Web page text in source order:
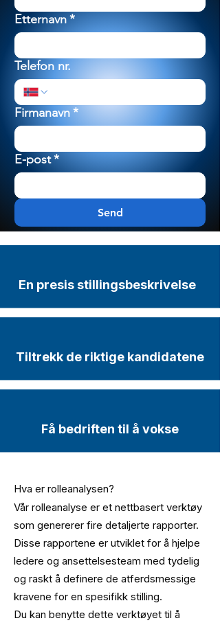
Etternavn*
Telefon nr.
Firmanavn*
E-post*
Send
En presis stillingsbeskrivelse
Tiltrekk de riktige kandidatene
Få bedriften til å vokse
Hva er rolleanalysen?
Vår rolleanalyse er et nettbasert verktøy
som genererer fire detaljerte rapporter.
Disse rapportene er utviklet for å hjelpe
ledere og ansettelsesteam med tydelig
og raskt å definere de atferdsmessige
kravene for en spesifikk stilling.
Du kan benytte dette verktøyet til å